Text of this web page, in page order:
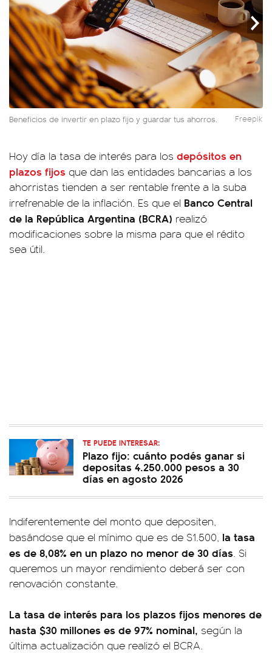
Beneficios de invertir en plazo fijo y guardar tus ahorros. Freepik
Hoy día la tasa de interés para los depósitos en
plazos fijos que dan las entidades bancarias a los
ahorristas tienden a ser rentable frente a la suba
irrefrenable de la inflación. Es que el Banco Central
de la República Argentina (BCRA) realizó
modificaciones sobre la misma para que el rédito
sea útil.
TE PUEDE INTERESAR:
Plazo fijo: cuánto podés ganar si
depositas 4.250.000 pesos a 30
días en agosto 2026
Indiferentemente del monto que depositen,
basándose que el mínimo que es de $1.500, la tasa
es de 8,08% en un plazo no menor de 30 días. Si
queremos un mayor rendimiento deberá ser con
renovación constante.
La tasa de interés para los plazos fijos menores de
hasta $30 millones es de 97% nominal, según la
última actualización que realizó el BCRA.